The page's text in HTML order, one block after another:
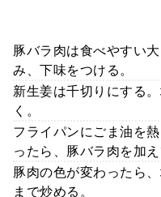
豚バラ肉は食べやすい
み、下味をつける。
新生姜は千切りにする
く。
フライパンにごま油を
ったら、豚バラ肉を加え
豚肉の色が変わったら
まで炒める。